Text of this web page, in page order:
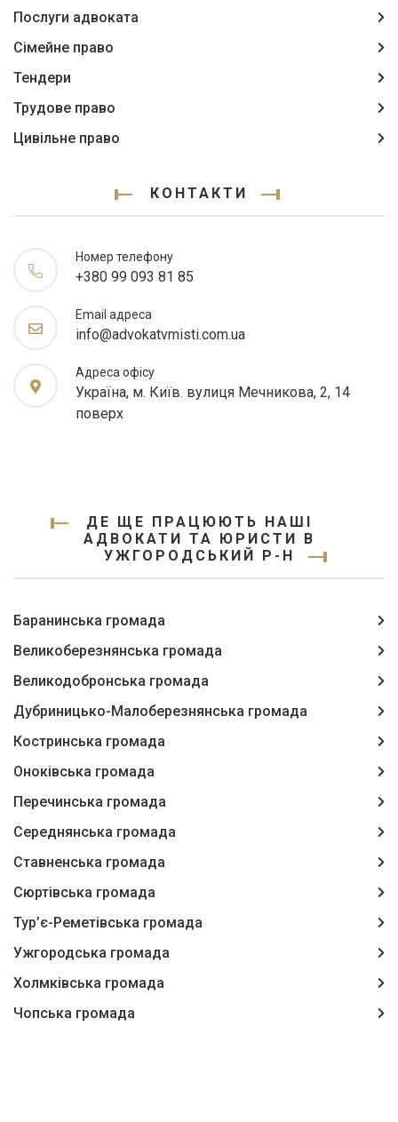
Послуги адвоката
Сімейне право
Тендери
Трудове право
Цивільне право
КОНТАКТИ
Номер телефону
+380 99 093 81 85
Email адреса
info@advokatvmisti.com.ua
Адреса офісу
Україна, м. Київ. вулиця Мечникова, 2, 14
поверх
ДЕ ЩЕ ПРАЦЮЮТЬ НАШІ
АДВОКАТИ ТА ЮРИСТИ В
УЖГОРОДСЬКИЙ Р-Н
Баранинська громада
Великоберезнянська громада
Великодобронська громада
Дубриницько-Малоберезнянська громада
Костринська громада
Оноківська громада
Перечинська громада
Середнянська громада
Ставненська громада
Сюртівська громада
Тур’є-Реметівська громада
Ужгородська громада
Холмківська громада
Чопська громада